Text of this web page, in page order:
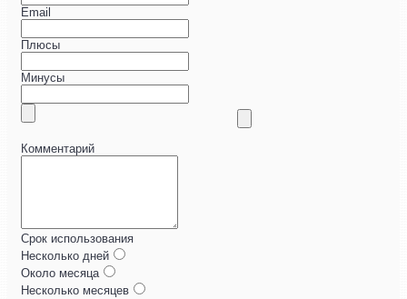
Email
Плюсы
Минусы
Комментарий
Срок использования
Несколько дней
Около месяца
Несколько месяцев